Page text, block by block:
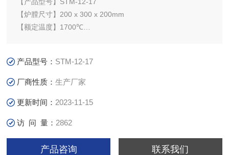
【炉膛尺寸】200 x 300 x 200mm
【额定温度】1700℃
【应用领域】1700℃马弗炉(箱式电阻炉)主要为高等院校、科
研院所、工厂企业等行业实验室提供高温热处理环境，应用于
产品型号： STM-12-17
厂商性质：生产厂家
更新时间： 2023-11-15
访 问 量： 2862
产品咨询 联系我们